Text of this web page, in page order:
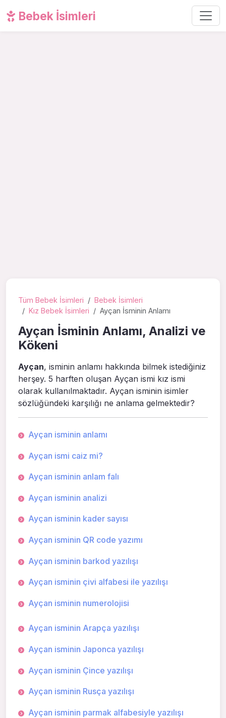
Bebek İsimleri
Tüm Bebek İsimleri
Bebek İsimleri
Kız Bebek İsimleri
Ayçan İsminin Anlamı
Ayçan İsminin Anlamı, Analizi ve
Kökeni
Ayçan, isminin anlamı hakkında bilmek istediğiniz
herşey. 5 harften oluşan Ayçan ismi kız ismi
olarak kullanılmaktadır. Ayçan isminin isimler
sözlüğündeki karşılığı ne anlama gelmektedir?
Ayçan isminin anlamı
Ayçan ismi caiz mi?
Ayçan isminin anlam falı
Ayçan isminin analizi
Ayçan isminin kader sayısı
Ayçan isminin QR code yazımı
Ayçan isminin barkod yazılışı
Ayçan isminin çivi alfabesi ile yazılışı
Ayçan isminin numerolojisi
Ayçan isminin Arapça yazılışı
Ayçan isminin Japonca yazılışı
Ayçan isminin Çince yazılışı
Ayçan isminin Rusça yazılışı
Ayçan isminin parmak alfabesiyle yazılışı